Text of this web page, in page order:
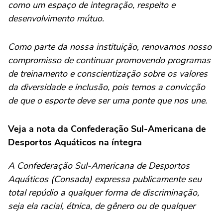
como um espaço de integração, respeito e
desenvolvimento mútuo.
Como parte da nossa instituição, renovamos nosso
compromisso de continuar promovendo programas
de treinamento e conscientização sobre os valores
da diversidade e inclusão, pois temos a convicção
de que o esporte deve ser uma ponte que nos une.
Veja a nota da Confederação Sul-Americana de
Desportos Aquáticos na íntegra
A Confederação Sul-Americana de Desportos
Aquáticos (Consada) expressa publicamente seu
total repúdio a qualquer forma de discriminação,
seja ela racial, étnica, de gênero ou de qualquer